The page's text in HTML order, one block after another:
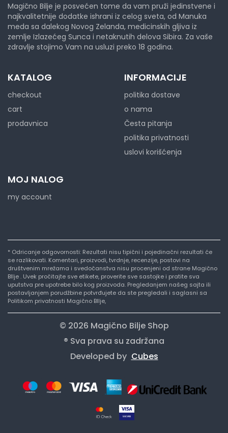
Magično Bilje je posvećen tome da vam pruži jedinstvene i
najkvalitetnije dodatke ishrani iz celog sveta, od Manuka
meda sa dalekog Novog Zelanda, medicinskih gljiva iz
zemlje Izlazećeg Sunca i netaknutih delova Sibira. Za vaše
zdravlje stojimo Vam na usluzi preko 18 godina.
KATALOG
checkout
cart
prodavnica
INFORMACIJE
politika dostave
o nama
Česta pitanja
politika privatnosti
uslovi korišćenja
MOJ NALOG
my account
* Odricanje odgovornosti: Rezultati nisu tipični i pojedinačni rezultati će
se razlikovati. Komentari, proizvodi, tvrdnje, recenzije, postovi na
društvenim mrežama i svedočanstva nisu procenjeni od strane Magično
BIlje . Uvek pročitajte sve etikete, proverite sve sastojke i pratite sva
uputstva pre upotrebe bilo kog proizvoda. Pregledanjem našeg sajta ili
postavljanjem porudžbine potvrđujete da ste pregledali i saglasni sa
Politikom privatnosti Magično BIlje,
© 2026 Magično Bilje Shop
® Sva prava su zadržana
Developed by Cubes